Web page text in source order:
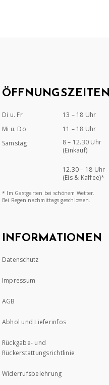
ÖFFNUNGSZEITEN
Di u. Fr
13 – 18 Uhr
Mi u. Do
11 – 18 Uhr
Samstag
8 – 12.30 Uhr
(Einkauf)
12.30 – 18 Uhr
(Eis & Kaffee)*
* Im Gastgarten bei schönem Wetter.
Bei Regen nachmittags geschlossen.
INFORMATIONEN
Datenschutz
Impressum
AGB
Abhol und Lieferinfos
Rückgabe- und
Rückerstattungsrichtlinie
Widerrufsbelehrung